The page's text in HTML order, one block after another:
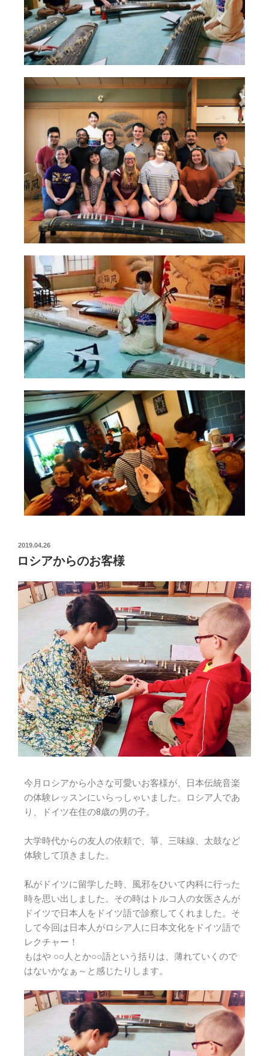
2019.04.26
ロシアからのお客様
今月ロシアから小さな可愛いお客様が、日本伝統音楽
の体験レッスンにいらっしゃいました。ロシア人であ
り、ドイツ在住の8歳の男の子。
大学時代からの友人の依頼で、箏、三味線、太鼓など
体験して頂きました。
私がドイツに留学した時、風邪をひいて内科に行った
時を思い出しました。その時はトルコ人の女医さんが
ドイツで日本人をドイツ語で診察してくれました。そ
して今回は日本人がロシア人に日本文化をドイツ語で
レクチャー！
もはや ○○人とか○○語という括りは、薄れていくので
はないかなぁ～と感じたりします。